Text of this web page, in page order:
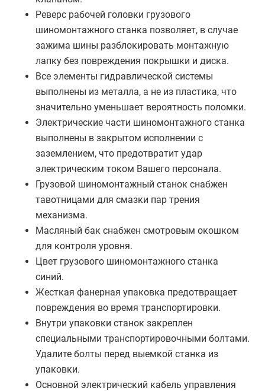
Реверс рабочей головки грузового
шиномонтажного станка позволяет, в случае
зажима шины разблокировать монтажную
лапку без повреждения покрышки и диска.
Все элементы гидравлической системы
выполнены из металла, а не из пластика, что
значительно уменьшает вероятность поломки.
Электрические части шиномонтажного станка
выполнены в закрытом исполнении с
заземлением, что предотвратит удар
электрическим током Вашего персонала.
Грузовой шиномонтажный станок снабжен
тавотницами для смазки пар трения
механизма.
Масляный бак снабжен смотровым окошком
для контроля уровня.
Цвет грузового шиномонтажного станка
синий.
Жесткая фанерная упаковка предотвращает
повреждения во время транспортировки.
Внутри упаковки станок закреплен
специальными транспортировочными болтами.
Удалите болты перед выемкой станка из
упаковки.
Основной электрический кабель управления